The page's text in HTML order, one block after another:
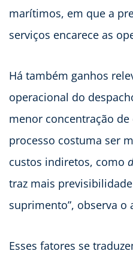
marítimos, em que a
serviços encarece as
Há também ganhos
operacional do
menor concentração de
processo costuma ser
custos indiretos, como
traz mais
suprimento”, observa o
Esses fatores se